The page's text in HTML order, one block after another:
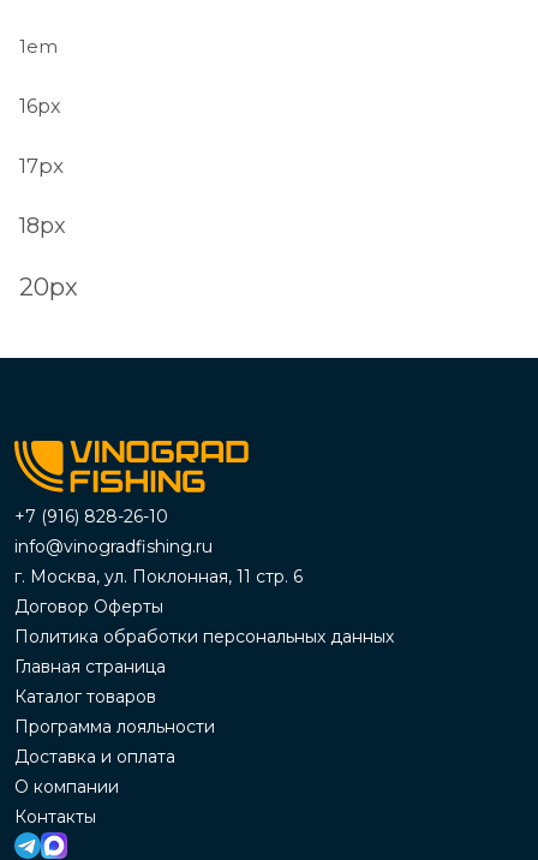
1em
16px
17px
18px
20px
+7 (916) 828-26-10
info@vinogradfishing.ru
г. Москва, ул. Поклонная, 11 стр. 6
Договор Оферты
Политика обработки персональных данных
Главная страница
Каталог товаров
Программа лояльности
Доставка и оплата
О компании
Контакты